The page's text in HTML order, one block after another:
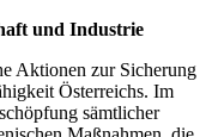
und Industrie
Aktionen zur Sicherung
Österreichs. Im
sämtlicher